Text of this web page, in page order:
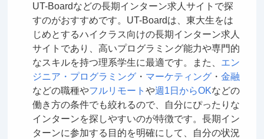
UT-Boardなどの長期インターン求人サイトで探
すのがおすすめです。UT-Boardは、東大生をは
じめとするハイクラス向けの長期インターン求人
サイトであり、高いプログラミング能力や専門的
なスキルを持つ理系学生に最適です。また、 エン
ジニア・プログラミング・ マーケティング・ 金融
などの職種やフルリモート や週1日からOKなどの
働き方の条件でも絞れるので、自分にぴったりな
インターンを探しやすいのが特徴です。長期イン
ターンに参加する目的を明確にして、自分の状況